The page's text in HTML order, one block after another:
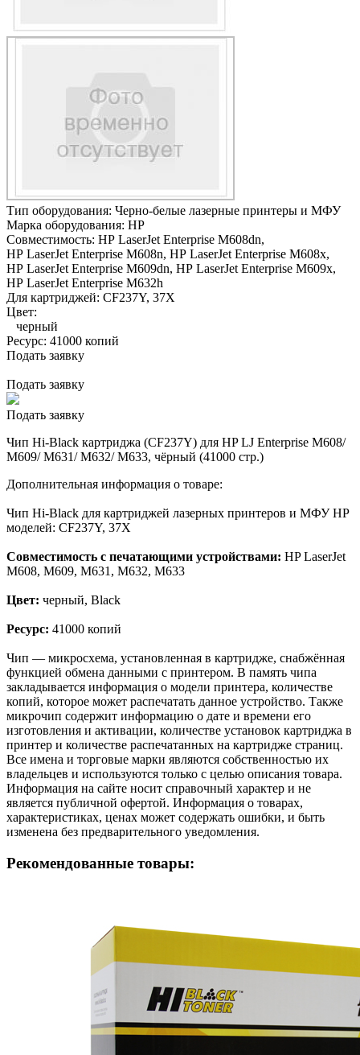
Тип оборудования: Черно-белые лазерные принтеры и МФУ
Марка оборудования: HP
Совместимость: HP LaserJet Enterprise M608dn,
HP LaserJet Enterprise M608n, HP LaserJet Enterprise M608x,
HP LaserJet Enterprise M609dn, HP LaserJet Enterprise M609x,
HP LaserJet Enterprise M632h
Для картриджей: CF237Y, 37X
Цвет:
черный
Ресурс: 41000 копий
Подать заявку
Подать заявку
Подать заявку
Чип Hi-Black картриджа (CF237Y) для HP LJ Enterprise M608/
M609/ M631/ M632/ M633, чёрный (41000 стр.)
Дополнительная информация о товаре:
Чип Hi-Black для картриджей лазерных принтеров и МФУ HP
моделей: CF237Y, 37X
Совместимость с печатающими устройствами: HP LaserJet
M608, M609, M631, M632, M633
Цвет: черный, Black
Ресурс: 41000 копий
Чип — микросхема, установленная в картридже, снабжённая
функцией обмена данными с принтером. В память чипа
закладывается информация о модели принтера, количестве
копий, которое может распечатать данное устройство. Также
микрочип содержит информацию о дате и времени его
изготовления и активации, количестве установок картриджа в
принтер и количестве распечатанных на картридже страниц.
Все имена и торговые марки являются собственностью их
владельцев и используются только с целью описания товара.
Информация на сайте носит справочный характер и не
является публичной офертой. Информация о товарах,
характеристиках, ценах может содержать ошибки, и быть
изменена без предварительного уведомления.
Рекомендованные товары: